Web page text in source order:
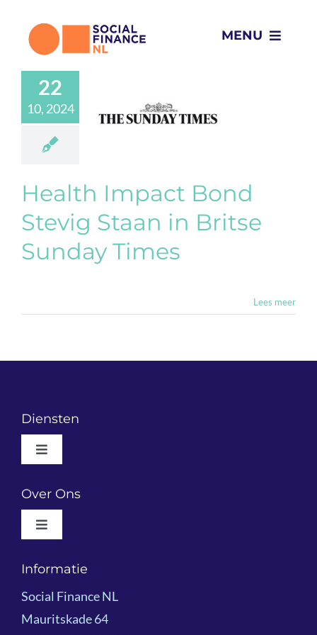
inhoud
MENU
Wat we doen
Voor wie
Over ons
Impact
22
10, 2024
Impact
Stevig
in Britse
Times
Health Impact Bond
Stevig Staan in Britse
Sunday Times
Lees meer
Diensten
Toggle
Wat We Doen
Resultaatgericht Financieren
Kennisdeling
Over Ons
Toggle
Wie We Zijn
Informatie
Social Finance NL
Mauritskade 64